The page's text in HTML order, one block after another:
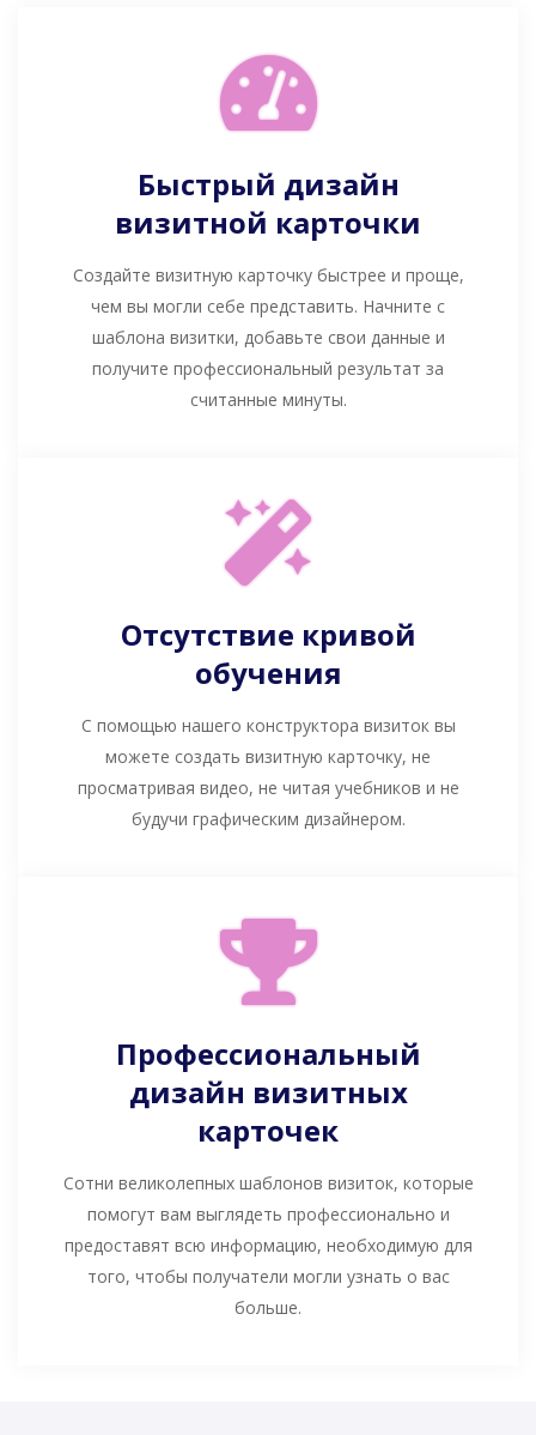
Быстрый дизайн
визитной карточки
Создайте визитную карточку быстрее и проще,
чем вы могли себе представить. Начните с
шаблона визитки, добавьте свои данные и
получите профессиональный результат за
считанные минуты.
Отсутствие кривой
обучения
С помощью нашего конструктора визиток вы
можете создать визитную карточку, не
просматривая видео, не читая учебников и не
будучи графическим дизайнером.
Профессиональный
дизайн визитных
карточек
Сотни великолепных шаблонов визиток, которые
помогут вам выглядеть профессионально и
предоставят всю информацию, необходимую для
того, чтобы получатели могли узнать о вас
больше.